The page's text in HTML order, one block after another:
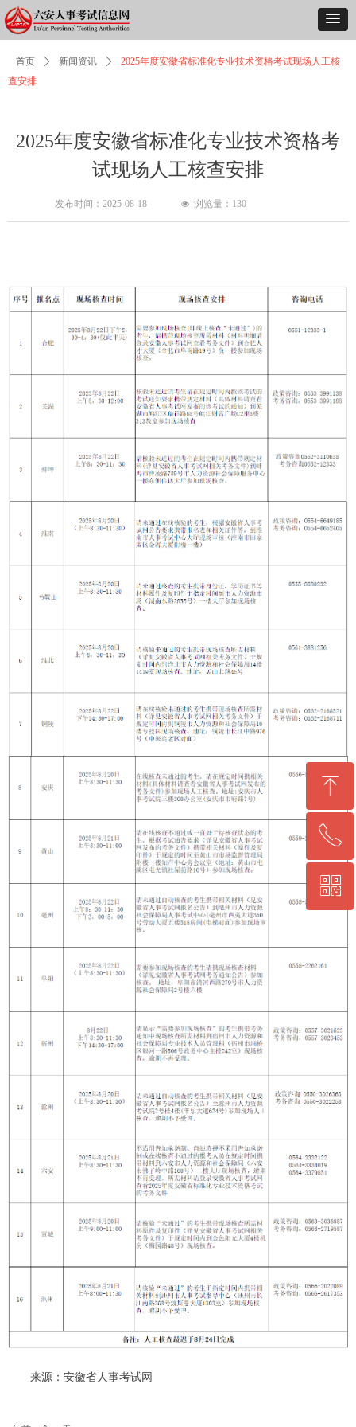
2025年度安徽省标准化专业技术资格考
试现场人工核查安排
来源：安徽省人事考试网
首页 ꄲ 新闻资讯 ꄲ
2025年度安徽省标准化专业技术资格考试现场人工核
查安排
发布时间： 2025-08-18 넶 浏览量： 130
ꁸ
回到顶部
ꂅ
0564-5330860
ꀥ